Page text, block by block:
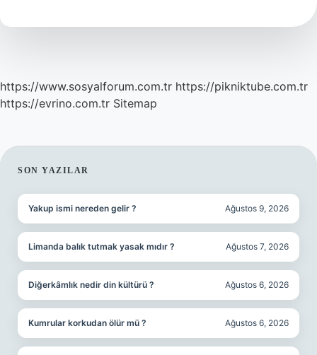
https://www.sosyalforum.com.tr https://pikniktube.com.tr
https://evrino.com.tr Sitemap
SIDEBAR
SON YAZILAR
Yakup ismi nereden gelir ? Ağustos 9, 2026
Limanda balık tutmak yasak mıdır ? Ağustos 7, 2026
Diğerkâmlık nedir din kültürü ? Ağustos 6, 2026
Kumrular korkudan ölür mü ? Ağustos 6, 2026